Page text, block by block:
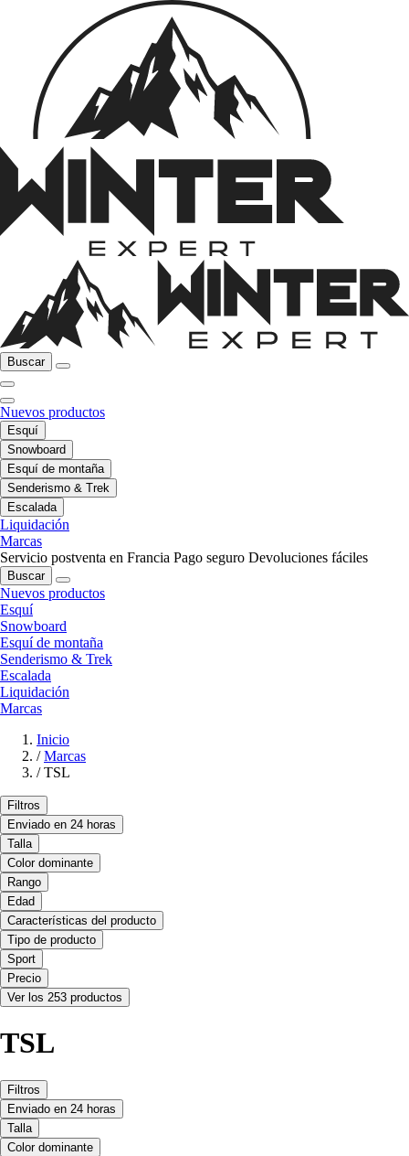
Buscar
Nuevos productos
Esquí
Snowboard
Esquí de montaña
Senderismo & Trek
Escalada
Liquidación
Marcas
Servicio postventa en Francia Pago seguro Devoluciones fáciles
Buscar
Nuevos productos
Esquí
Snowboard
Esquí de montaña
Senderismo & Trek
Escalada
Liquidación
Marcas
Inicio
/ Marcas
/ TSL
Filtros
Enviado en 24 horas
Talla
Color dominante
Rango
Edad
Características del producto
Tipo de producto
Sport
Precio
Ver los 253 productos
TSL
Filtros
Enviado en 24 horas
Talla
Color dominante